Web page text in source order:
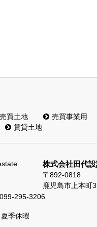
売買土地 売買事業用
賃貸土地
株式会社田代
〒892-0818
鹿児島市上本町
099-295-3206
季休暇